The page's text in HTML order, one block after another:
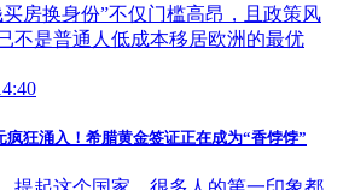
房换身份”不仅门槛高昂，且政策风
不是普通人低成本移居欧洲的最优
疯狂涌入！希腊黄金签证正在成为“香饽饽”